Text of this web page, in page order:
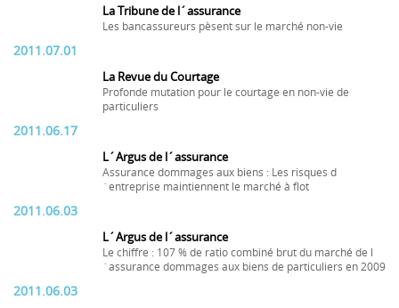
La Tribune de l´assurance
Les bancassureurs pèsent sur le marché non-vie
2011.07.01
La Revue du Courtage
Profonde mutation pour le courtage en non-vie de
particuliers
2011.06.17
L´Argus de l´assurance
Assurance dommages aux biens : Les risques d
´entreprise maintiennent le marché à flot
2011.06.03
L´Argus de l´assurance
Le chiffre : 107 % de ratio combiné brut du marché de l
´assurance dommages aux biens de particuliers en 2009
2011.06.03